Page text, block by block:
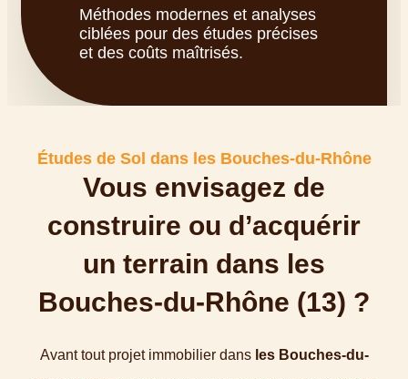
Méthodes modernes et analyses
ciblées pour des études précises
et des coûts maîtrisés.
Études de Sol dans les Bouches-du-Rhône
Vous envisagez de
construire ou d’acquérir
un terrain dans les
Bouches-du-Rhône (13) ?
Avant tout projet immobilier dans les Bouches-du-